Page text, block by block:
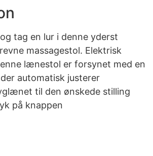
tag en lur i denne yderst
massagestol. Elektrisk
lænestol er forsynet med en
automatisk justerer
til den ønskede stilling
på knappen